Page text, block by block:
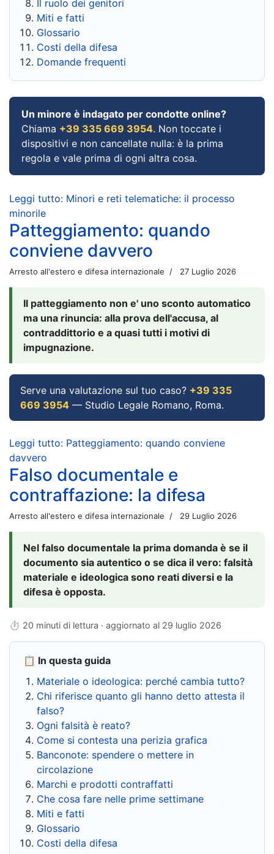
Il ruolo dei genitori
Miti e fatti
Glossario
Costi della difesa
Domande frequenti
Un minore è indagato per condotte online?
Chiama +39 335 669 3954. Non toccate i
dispositivi e non cancellate nulla: è la prima
regola e vale prima di ogni altra cosa.
Leggi tutto: Minori e reti telematiche: il processo
minorile
Patteggiamento: quando
conviene davvero
Arresto all'estero e difesa internazionale 27 Luglio 2026
Il patteggiamento non e' uno sconto automatico
ma una rinuncia: alla prova dell'accusa, al
contraddittorio e a quasi tutti i motivi di
impugnazione.
Serve una valutazione sul tuo caso? +39 335
669 3954 — Studio Legale Romano, Roma.
Leggi tutto: Patteggiamento: quando conviene
davvero
Falso documentale e
contraffazione: la difesa
Arresto all'estero e difesa internazionale 29 Luglio 2026
Nel falso documentale la prima domanda è se il
documento sia autentico o se dica il vero: falsità
materiale e ideologica sono reati diversi e la
difesa è opposta.
⏱ 20 minuti di lettura · aggiornato al 29 luglio 2026
📋 In questa guida
Materiale o ideologica: perché cambia tutto?
Chi riferisce quanto gli hanno detto attesta il
falso?
Ogni falsità è reato?
Come si contesta una perizia grafica
Banconote: spendere o mettere in
circolazione
Marchi e prodotti contraffatti
Che cosa fare nelle prime settimane
Miti e fatti
Glossario
Costi della difesa